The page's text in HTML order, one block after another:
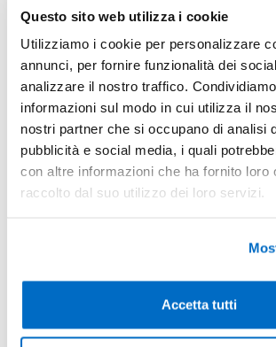
Questo sito web utilizza i cookie
Utilizziamo i cookie per personalizzare
annunci, per fornire funzionalità dei
analizzare il nostro traffico.
informazioni sul modo in cui utilizza il
nostri partner che si occupano di analisi
pubblicità e social media, i quali
con altre informazioni che ha fornito loro
raccolto dal suo utilizzo dei loro servizi.
Accetta tutti
-22%
Pezzi 300 -34%
*Prezzi prodotto per quantità
Non trovi la quantità in tabella?Calcola il
Quantità consigliata